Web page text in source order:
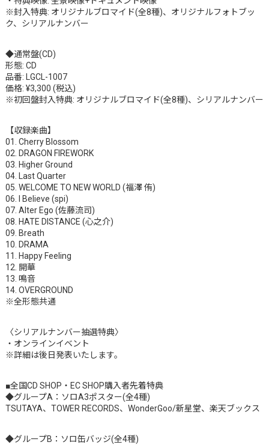
※封入特典: オリジナルブロマイド(全8種)、オリジナルフォトブッ
ク、シリアルナンバー
◆通常盤(CD)
形態: CD
品番: LGCL-1007
価格: ¥3,300 (税込)
※初回盤封入特典: オリジナルブロマイド(全8種)、シリアルナンバー
【収録楽曲】
01. Cherry Blossom
02. DRAGON FIREWORK
03. Higher Ground
04. Last Quarter
05. WELCOME TO NEW WORLD (福澤 侑)
06. I Believe (spi)
07. Alter Ego (佐藤流司)
08. HATE DISTANCE (心之介)
09. Breath
10. DRAMA
11. Happy Feeling
12. 開華
13. 鳴音
14. OVERGROUND
※全形態共通
〈シリアルナンバー抽選特典〉
・オンラインイベント
※詳細は後日発表いたします。
■全国CD SHOP・EC SHOP購入者先着特典
◆グループA：ソロA3ポスター(全4種)
TSUTAYA、TOWER RECORDS、WonderGoo/新星堂、楽天ブックス
◆グループB：ソロ缶バッジ(全4種)